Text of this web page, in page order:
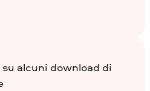
alcuni download di